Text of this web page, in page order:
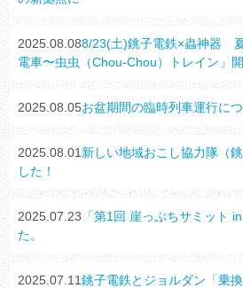
2025.08.088/23(土)銚子電鉄×蟲神器
電車〜虫虫（Chou-Chou）トレイン」
2025.08.05お盆期間の臨時列車運行に
2025.08.01 新しい地域おこし協力隊（
した！
2025.07.23 「第1回 崖っぷちサミット
た。
2025.07.11銚子電鉄とジョルダン「乗